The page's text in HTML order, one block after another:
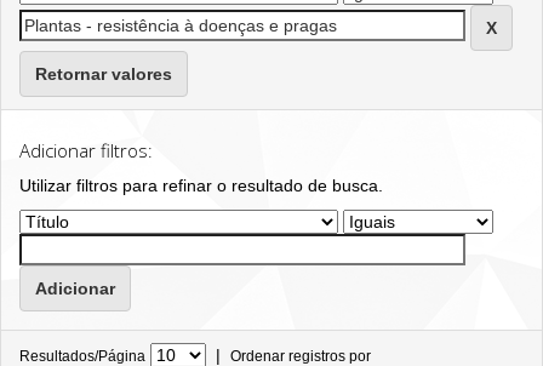
Retornar valores
Adicionar filtros:
Utilizar filtros para refinar o resultado de busca.
Resultados/Página | Ordenar registros por